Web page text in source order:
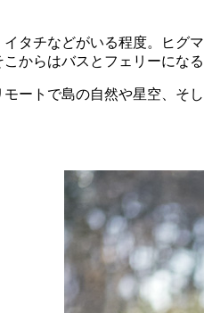
タチなどがいる程度。ヒグ
からはバスとフェリーになる
ートで島の自然や星空、そ